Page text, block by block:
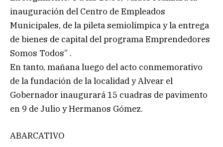
inauguración del Centro de Empleados
Municipales, de la pileta semiolímpica y la entrega
de bienes de capital del programa Emprendedores
Somos Todos” .
En tanto, mañana luego del acto conmemorativo
de la fundación de la localidad y Alvear el
Gobernador inaugurará 15 cuadras de pavimento
en 9 de Julio y Hermanos Gómez.
ABARCATIVO